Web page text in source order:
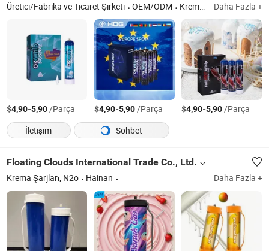
Üretici/Fabrika ve Ticaret Şirketi OEM/ODM Krema Şarjörü, Nitröz Oksit Daha Fazla +
$4,90-5,90/Parça $4,90-5,90/Parça $4,90-5,90/Parça
İletişim
Sohbet
Floating Clouds International Trade Co., Ltd.
Krema Şarjları, N2o Hainan Daha Fazla +